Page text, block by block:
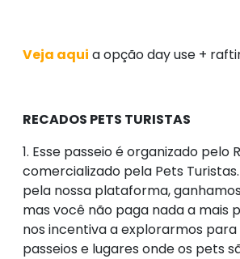
Veja aqui a opção day use +
RECADOS PETS TURISTAS
1. Esse passeio é organizado pelo
comercializado pela Pets
pela nossa plataforma,
mas você não paga nada a mais
nos incentiva a explorarmos para
passeios e lugares onde os pets